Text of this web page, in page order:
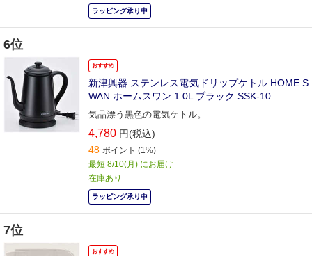
ラッピング承り中
6位
おすすめ
新津興器 ステンレス電気ドリップケトル HOME S
WAN ホームスワン 1.0L ブラック SSK-10
気品漂う黒色の電気ケトル。
4,780 円(税込)
48 ポイント (1%)
最短 8/10(月) にお届け
在庫あり
ラッピング承り中
7位
おすすめ